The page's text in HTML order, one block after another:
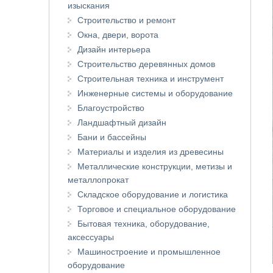
изыскания
Строительство и ремонт
Окна, двери, ворота
Дизайн интерьера
Строительство деревянных домов
Строительная техника и инструмент
Инженерные системы и оборудование
Благоустройство
Ландшафтный дизайн
Бани и бассейны
Материалы и изделия из древесины
Металлические конструкции, метизы и
металлопрокат
Складское оборудование и логистика
Торговое и специальное оборудование
Бытовая техника, оборудование,
аксессуары
Машиностроение и промышленное
оборудование